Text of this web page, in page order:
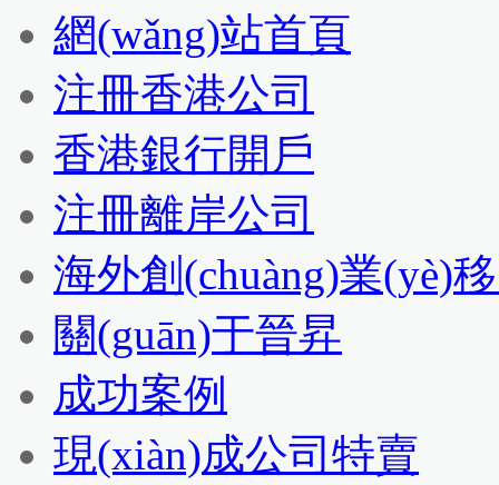
網(wǎng)站首頁
注冊香港公司
香港銀行開戶
注冊離岸公司
海外創(chuàng)業(yè)
關(guān)于晉昇
成功案例
現(xiàn)成公司特賣